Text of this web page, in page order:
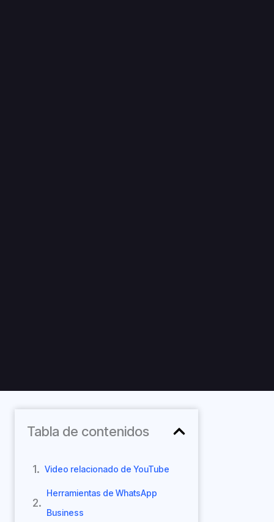
Tabla de contenidos
Video relacionado de YouTube
Herramientas de WhatsApp
Business